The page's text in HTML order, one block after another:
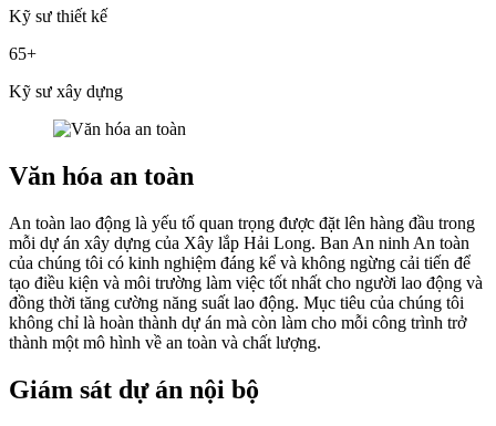
Kỹ sư thiết kế
65+
Kỹ sư xây dựng
Văn hóa an toàn
An toàn lao động là yếu tố quan trọng được đặt lên hàng đầu trong
mỗi dự án xây dựng của Xây lắp Hải Long. Ban An ninh An toàn
của chúng tôi có kinh nghiệm đáng kể và không ngừng cải tiến để
tạo điều kiện và môi trường làm việc tốt nhất cho người lao động và
đồng thời tăng cường năng suất lao động. Mục tiêu của chúng tôi
không chỉ là hoàn thành dự án mà còn làm cho mỗi công trình trở
thành một mô hình về an toàn và chất lượng.
Giám sát dự án nội bộ